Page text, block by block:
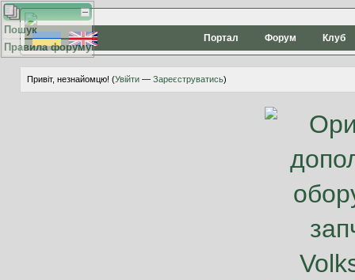
Портал Форум Клуб
Привіт, незнайомцю! (Увійти— Зареєструватись)
Пошук
Правила форуму